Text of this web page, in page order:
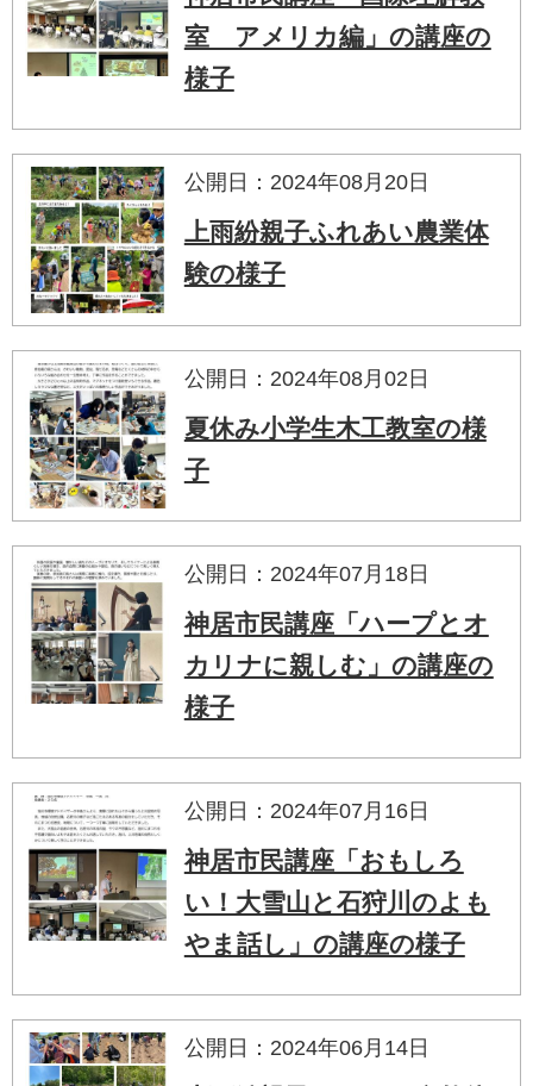
室 アメリカ編」の講座の
様子
公開日：2024年08月20日
上雨紛親子ふれあい農業体
験の様子
公開日：2024年08月02日
夏休み小学生木工教室の様
子
公開日：2024年07月18日
神居市民講座「ハープとオ
カリナに親しむ」の講座の
様子
公開日：2024年07月16日
神居市民講座「おもしろ
い！大雪山と石狩川のよも
やま話し」の講座の様子
公開日：2024年06月14日